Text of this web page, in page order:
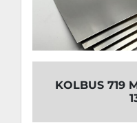
KOLBUS 719